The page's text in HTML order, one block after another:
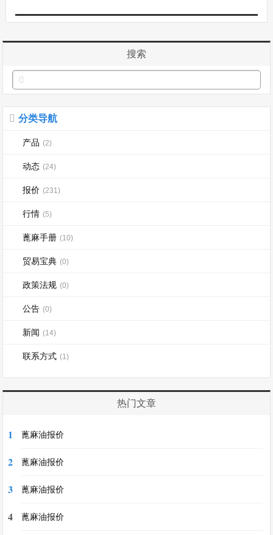
搜索
分类导航
产品 (2)
动态 (24)
报价 (231)
行情 (5)
蓖麻手册 (10)
贸易宝典 (0)
政策法规 (0)
公告 (0)
新闻 (14)
联系方式 (1)
热门文章
1 蓖麻油报价
2 蓖麻油报价
3 蓖麻油报价
4 蓖麻油报价